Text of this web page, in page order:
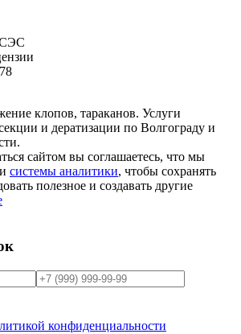
СЭС
клопов, тараканов. Услуги
и дератизации по Волгограду и
сайтом вы соглашаетесь, что мы
системы аналитики, чтобы сохранять
полезное и создавать другие
конфиденциальности